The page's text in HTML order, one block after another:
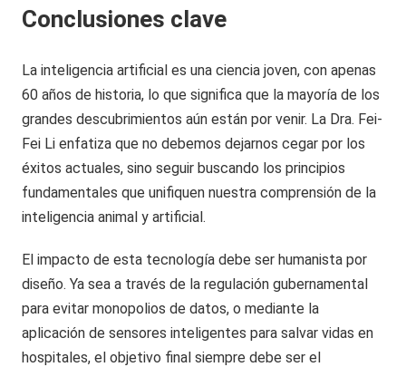
Conclusiones clave
La inteligencia artificial es una ciencia joven, con apenas
60 años de historia, lo que significa que la mayoría de los
grandes descubrimientos aún están por venir. La Dra. Fei-
Fei Li enfatiza que no debemos dejarnos cegar por los
éxitos actuales, sino seguir buscando los principios
fundamentales que unifiquen nuestra comprensión de la
inteligencia animal y artificial.
El impacto de esta tecnología debe ser humanista por
diseño. Ya sea a través de la regulación gubernamental
para evitar monopolios de datos, o mediante la
aplicación de sensores inteligentes para salvar vidas en
hospitales, el objetivo final siempre debe ser el